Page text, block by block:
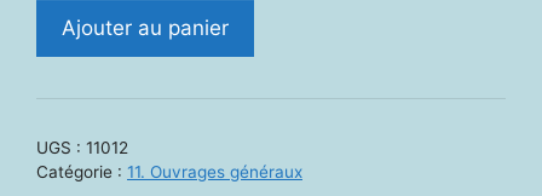
quantité
en
Ajouter au panier
UGS : 11012
Catégorie : 11. Ouvrages généraux